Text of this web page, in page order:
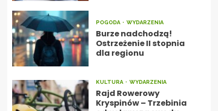
POGODA WYDARZENIA
Burze nadchodzą!
Ostrzeżenie II stopnia
dla regionu
KULTURA WYDARZENIA
Rajd Rowerowy
Kryspinów – Trzebinia